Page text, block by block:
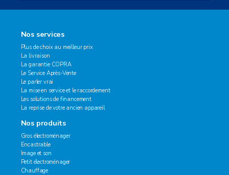
Nos services
Plus de choix au meilleur prix
La livraison
La garantie COPRA
Le Service Après-Vente
Le parler vrai
La mise en service et le raccordement
Les solutions de financement
La reprise de votre ancien appareil
Nos produits
Gros électroménager
Encastrable
Image et son
Petit électroménager
Chauffage